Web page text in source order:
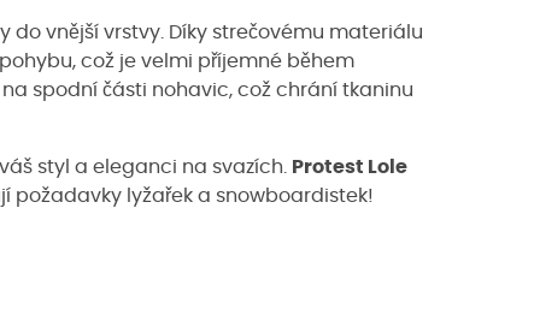
do vnější vrstvy. Díky strečovému materiálu
což je velmi příjemné během
na spodní části nohavic, což chrání tkaninu
styl a eleganci na svazích.
Protest Lole
požadavky lyžařek a snowboardistek!